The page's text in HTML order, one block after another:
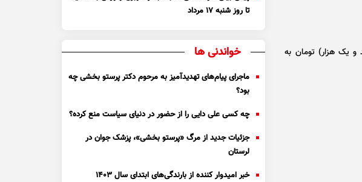
از ۶،۵۰۱،۰۰۰ (شش میلیون و پانصد و یک هزار) تومان به
تا روز شنبه ۱۷ مرداد
خواندنی ها
ماجرای پیام‌های تهدیدآمیز به مرحوم دکتر پرستو بخشی چه
بود؟
چه کسی علی دایی را از حضور در دنیای سیاست منع کرده؟
جزئیات جدید از مرگ «پرستو بخشی»، پزشک جوان در
لرستان
خبر امیدوار کننده از بارندگی‌های ابتدای سال ۱۴۰۳